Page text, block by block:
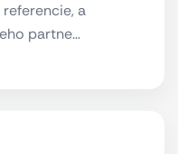
a
partne…